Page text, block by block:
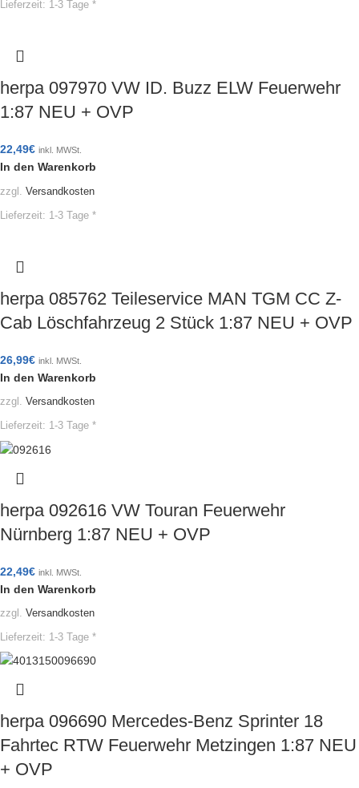
Lieferzeit: 1-3 Tage *
herpa 097970 VW ID. Buzz ELW Feuerwehr
1:87 NEU + OVP
22,49€ inkl. MWSt.
In den Warenkorb
zzgl. Versandkosten
Lieferzeit: 1-3 Tage *
herpa 085762 Teileservice MAN TGM CC Z-
Cab Löschfahrzeug 2 Stück 1:87 NEU + OVP
26,99€ inkl. MWSt.
In den Warenkorb
zzgl. Versandkosten
Lieferzeit: 1-3 Tage *
herpa 092616 VW Touran Feuerwehr
Nürnberg 1:87 NEU + OVP
22,49€ inkl. MWSt.
In den Warenkorb
zzgl. Versandkosten
Lieferzeit: 1-3 Tage *
herpa 096690 Mercedes-Benz Sprinter 18
Fahrtec RTW Feuerwehr Metzingen 1:87 NEU
+ OVP